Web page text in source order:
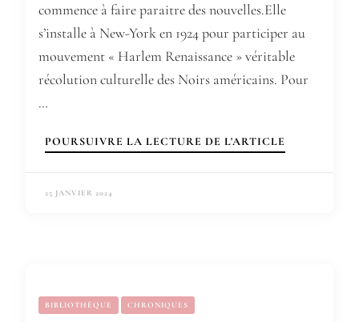
commence à faire paraitre des nouvelles.Elle
s’installe à New-York en 1924 pour participer au
mouvement « Harlem Renaissance » véritable
récolution culturelle des Noirs américains. Pour
…
POURSUIVRE LA LECTURE DE L'ARTICLE
25 JANVIER 2024
BIBLIOTHÈQUE CHRONIQUES